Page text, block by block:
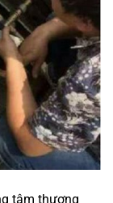
tâm thương